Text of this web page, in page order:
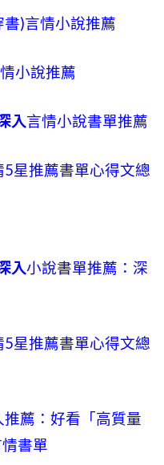
書)言情小說推薦
小說推薦
入言情小說書單推薦
星推薦書單心得文總
入小說書單推薦：深
星推薦書單心得文總
薦：好看「高質量
書單